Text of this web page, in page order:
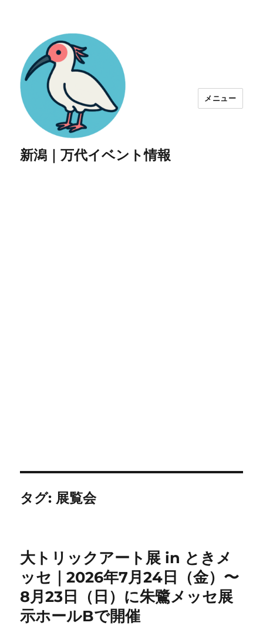
新潟｜万代イベント情報
メニュー
タグ: 展覧会
大トリックアート展 in ときメ
ッセ｜2026年7月24日（金）〜
8月23日（日）に朱鷺メッセ展
示ホールBで開催